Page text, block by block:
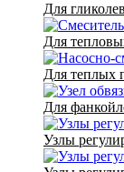
Для
Для
Для теплых
Для
Узлы